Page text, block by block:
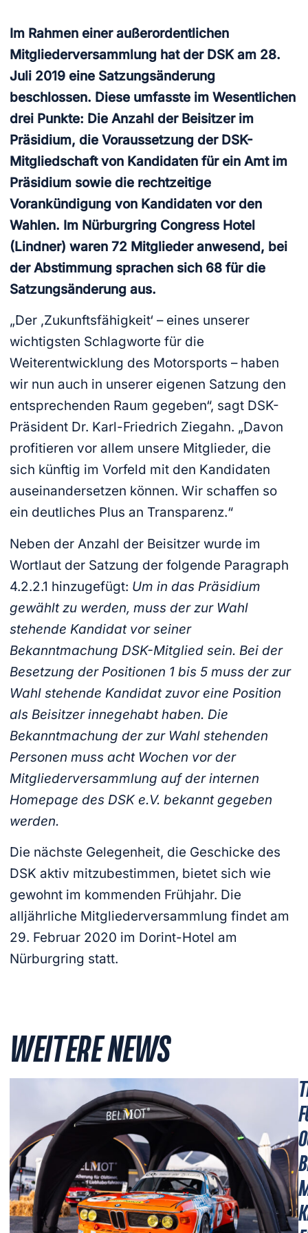
Im Rahmen einer außerordentlichen
Mitgliederversammlung hat der DSK am 28.
Juli 2019 eine Satzungsänderung
beschlossen. Diese umfasste im Wesentlichen
drei Punkte: Die Anzahl der Beisitzer im
Präsidium, die Voraussetzung der DSK-
Mitgliedschaft von Kandidaten für ein Amt im
Präsidium sowie die rechtzeitige
Vorankündigung von Kandidaten vor den
Wahlen. Im Nürburgring Congress Hotel
(Lindner) waren 72 Mitglieder anwesend, bei
der Abstimmung sprachen sich 68 für die
Satzungsänderung aus.
„Der ‚Zukunftsfähigkeit‘ – eines unserer
wichtigsten Schlagworte für die
Weiterentwicklung des Motorsports – haben
wir nun auch in unserer eigenen Satzung den
entsprechenden Raum gegeben“, sagt DSK-
Präsident Dr. Karl-Friedrich Ziegahn. „Davon
profitieren vor allem unsere Mitglieder, die
sich künftig im Vorfeld mit den Kandidaten
auseinandersetzen können. Wir schaffen so
ein deutliches Plus an Transparenz.“
Neben der Anzahl der Beisitzer wurde im
Wortlaut der Satzung der folgende Paragraph
4.2.2.1 hinzugefügt: Um in das Präsidium
gewählt zu werden, muss der zur Wahl
stehende Kandidat vor seiner
Bekanntmachung DSK-Mitglied sein. Bei der
Besetzung der Positionen 1 bis 5 muss der zur
Wahl stehende Kandidat zuvor eine Position
als Beisitzer innegehabt haben. Die
Bekanntmachung der zur Wahl stehenden
Personen muss acht Wochen vor der
Mitgliederversammlung auf der internen
Homepage des DSK e.V. bekannt gegeben
werden.
Die nächste Gelegenheit, die Geschicke des
DSK aktiv mitzubestimmen, bietet sich wie
gewohnt im kommenden Frühjahr. Die
alljährliche Mitgliederversammlung findet am
29. Februar 2020 im Dorint-Hotel am
Nürburgring statt.
WEITERE NEWS